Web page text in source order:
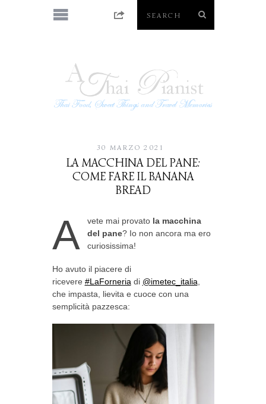
30 MARZO 2021
LA MACCHINA DEL PANE:
COME FARE IL BANANA
BREAD
A vete mai provato la macchina
del pane? Io non ancora ma ero
curiosissima!
Ho avuto il piacere di
ricevere #LaForneria di @imetec_italia
che impasta, lievita e cuoce con una
semplicità pazzesca: